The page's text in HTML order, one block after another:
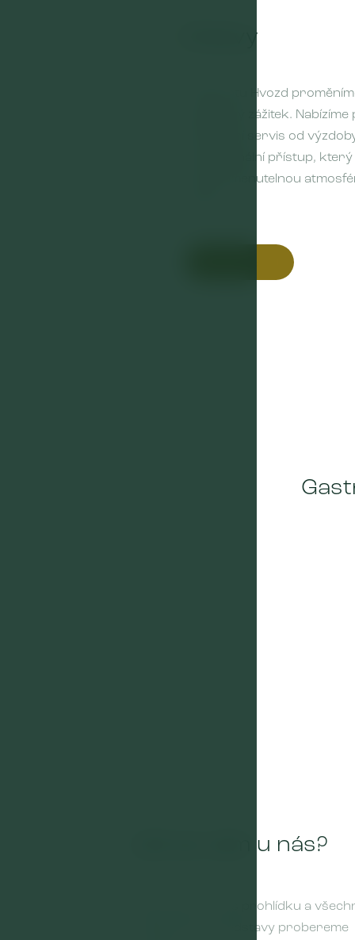
Oslavy
V Resortu Hvozd
výjimečný zážitek.
kompletní servis od
profesionální přístup, který
nezapomenutelnou
Líbí se vám u nás?
Domluvte si u nás prohlídku a
Vaše přání a představy probereme